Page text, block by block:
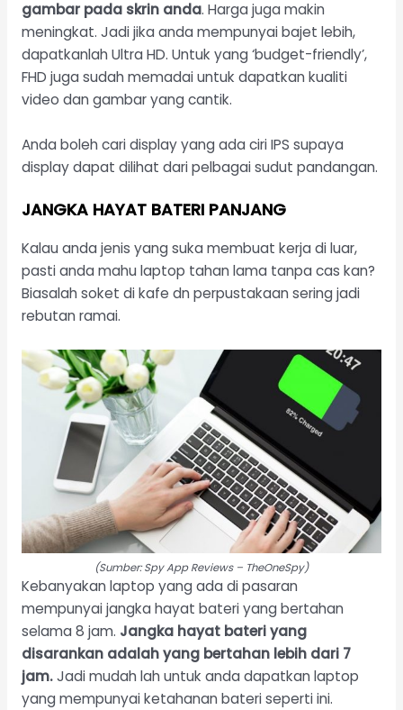
gambar pada skrin anda. Harga juga makin
meningkat. Jadi jika anda mempunyai bajet lebih,
dapatkanlah Ultra HD. Untuk yang ‘budget-friendly’,
FHD juga sudah memadai untuk dapatkan kualiti
video dan gambar yang cantik.
Anda boleh cari display yang ada ciri IPS supaya
display dapat dilihat dari pelbagai sudut pandangan.
JANGKA HAYAT BATERI PANJANG
Kalau anda jenis yang suka membuat kerja di luar,
pasti anda mahu laptop tahan lama tanpa cas kan?
Biasalah soket di kafe dn perpustakaan sering jadi
rebutan ramai.
(Sumber: Spy App Reviews – TheOneSpy)
Kebanyakan laptop yang ada di pasaran
mempunyai jangka hayat bateri yang bertahan
selama 8 jam. Jangka hayat bateri yang
disarankan adalah yang bertahan lebih dari 7
jam.Jadi mudah lah untuk anda dapatkan laptop
yang mempunyai ketahanan bateri seperti ini.